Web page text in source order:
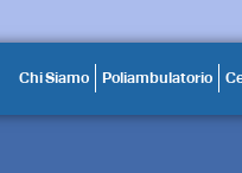
Chi Siamo Poliambulatorio